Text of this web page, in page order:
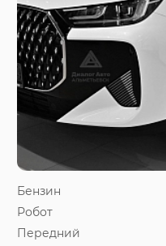
Бензин
Робот
Передний